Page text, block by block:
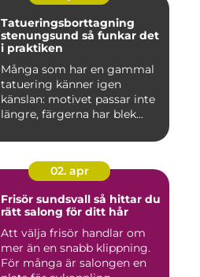
Tatueringsborttagning
stenungsund så funkar det
i praktiken
Många som har en gammal
tatuering känner igen
känslan: motivet passar inte
längre, färgerna har blek...
02. apr
Frisör sundsvall så hittar du
rätt salong för ditt hår
Att välja frisör handlar om
mer än en snabb klippning.
För många är salongen en